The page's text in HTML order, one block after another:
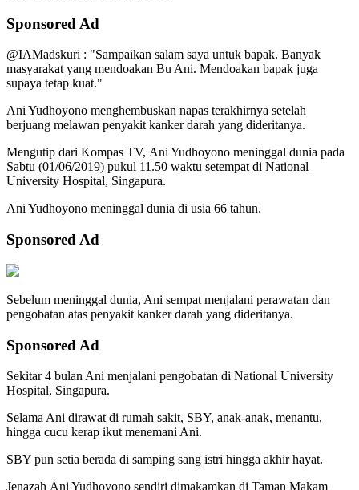
Sponsored Ad
@IAMadskuri : "Sampaikan salam saya untuk bapak. Banyak
masyarakat yang mendoakan Bu Ani. Mendoakan bapak juga
supaya tetap kuat."
Ani Yudhoyono menghembuskan napas terakhirnya setelah
berjuang melawan penyakit kanker darah yang dideritanya.
Mengutip dari Kompas TV, Ani Yudhoyono meninggal dunia pada
Sabtu (01/06/2019) pukul 11.50 waktu setempat di National
University Hospital, Singapura.
Ani Yudhoyono meninggal dunia di usia 66 tahun.
Sponsored Ad
Sebelum meninggal dunia, Ani sempat menjalani perawatan dan
pengobatan atas penyakit kanker darah yang dideritanya.
Sponsored Ad
Sekitar 4 bulan Ani menjalani pengobatan di National University
Hospital, Singapura.
Selama Ani dirawat di rumah sakit, SBY, anak-anak, menantu,
hingga cucu kerap ikut menemani Ani.
SBY pun setia berada di samping sang istri hingga akhir hayat.
Jenazah Ani Yudhoyono sendiri dimakamkan di Taman Makam